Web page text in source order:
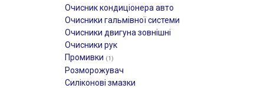
Очисник кондиціонера авто
Очисники гальмівної системи
Очисники двигуна зовнішні
Очисники рук
Промивки (1)
Розморожувач
Силіконові змазки